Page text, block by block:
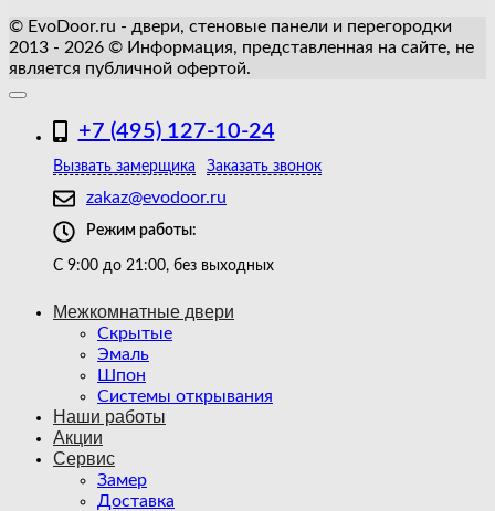
© EvoDoor.ru - двери, стеновые панели и перегородки
2013 - 2026 © Информация, представленная на сайте, не
является публичной офертой.
+7 (495) 127-10-24
Вызвать замерщика Заказать звонок
zakaz@evodoor.ru
Режим работы:
С 9:00 до 21:00, без выходных
Межкомнатные двери
Скрытые
Эмаль
Шпон
Системы открывания
Наши работы
Акции
Сервис
Замер
Доставка